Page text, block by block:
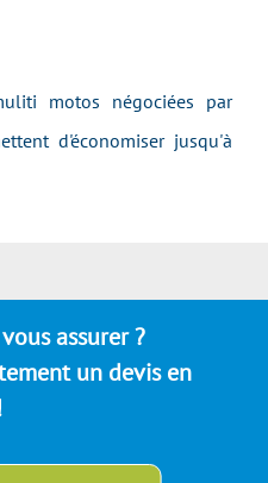
motos négociées par
d'économiser jusqu'à
assurer ?
un devis en